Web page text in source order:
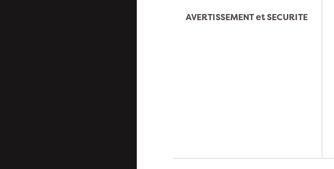
AVERTISSEMENT et SECURITE